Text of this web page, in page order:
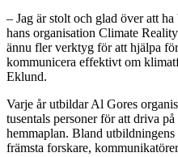
– Jag är stolt och glad över att
hans organisation Climate
ännu fler verktyg för att hjälpa
kommunicera effektivt om
Eklund.
Varje år utbildar Al Gores
tusentals personer för att driva
hemmaplan. Bland
främsta forskare,